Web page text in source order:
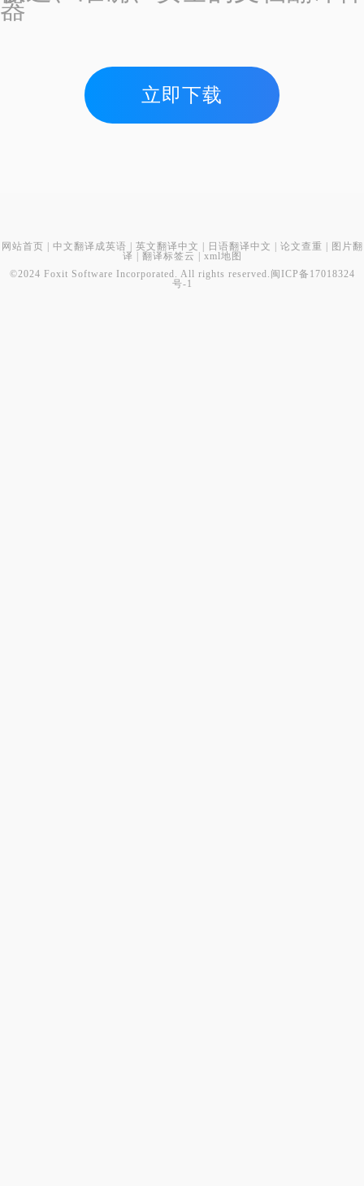
器
立即下载
网站首页 | 中文翻译成英语 | 英文翻译中文 | 日语翻译中文 | 论文查重 | 图片翻
译 | 翻译标签云 | xml地图
©2024 Foxit Software Incorporated. All rights reserved. 闽ICP备17018324
号-1